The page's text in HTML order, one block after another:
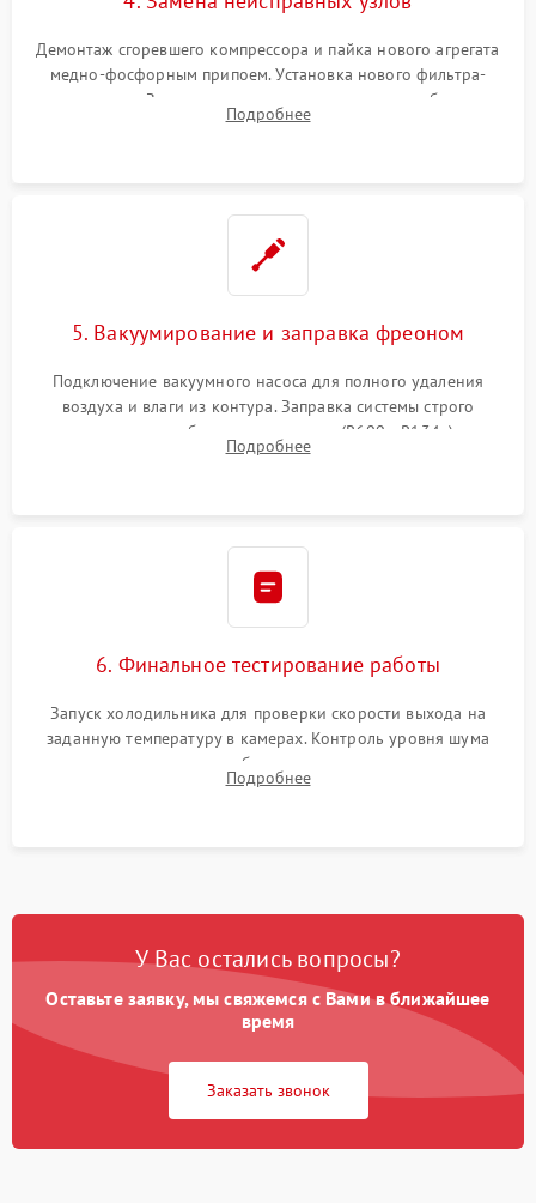
Демонтаж сгоревшего компрессора и пайка нового агрегата
медно-фосфорным припоем. Установка нового фильтра-
осушителя. Замена изношенных вентиляторов обдува,
сломанных заслонок или поврежденных дверных петель.
Подробнее
5. Вакуумирование и заправка фреоном
Подключение вакуумного насоса для полного удаления
воздуха и влаги из контура. Заправка системы строго
дозированным объемом хладагента (R600a, R134a) по
электронным весам. Контроль рабочего давления в системе.
Подробнее
6. Финальное тестирование работы
Запуск холодильника для проверки скорости выхода на
заданную температуру в камерах. Контроль уровня шума
компрессора, отсутствия обмерзания стенок и корректного
срабатывания системы автоматической оттайки.
Подробнее
У Вас остались вопросы?
Оставьте заявку, мы свяжемся с Вами в ближайшее
время
Заказать звонок